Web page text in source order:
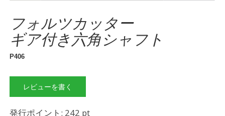
フォルツカッター
ギア付き六角シャフト
P406
レビューを書く
発行ポイント: 242 pt